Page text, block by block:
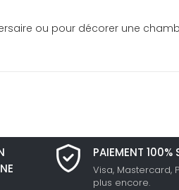
ou pour décorer une
PAIEMENT 100%
Visa, Mastercard,
plus encore.